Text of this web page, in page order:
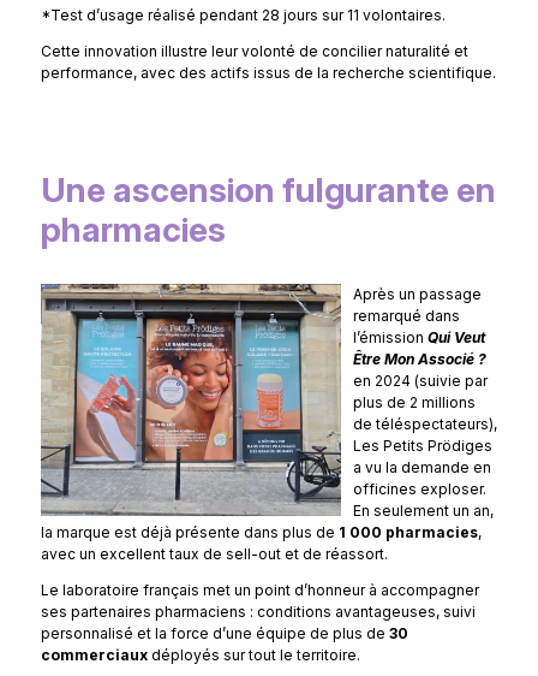
*Test d’usage réalisé pendant 28 jours sur 11 volontaires.
Cette innovation illustre leur volonté de concilier naturalité et
performance, avec des actifs issus de la recherche scientifique.
Une ascension fulgurante en
pharmacies
Après un passage
remarqué dans
l’émission Qui Veut
Être Mon Associé ?
en 2024 (suivie par
plus de 2 millions
de téléspectateurs),
Les Petits Prödiges
a vu la demande en
officines exploser.
En seulement un an,
la marque est déjà présente dans plus de 1 000 pharmacies,
avec un excellent taux de sell-out et de réassort.
Le laboratoire français met un point d’honneur à accompagner
ses partenaires pharmaciens : conditions avantageuses, suivi
personnalisé et la force d’une équipe de plus de 30
commerciauxdéployés sur tout le territoire.